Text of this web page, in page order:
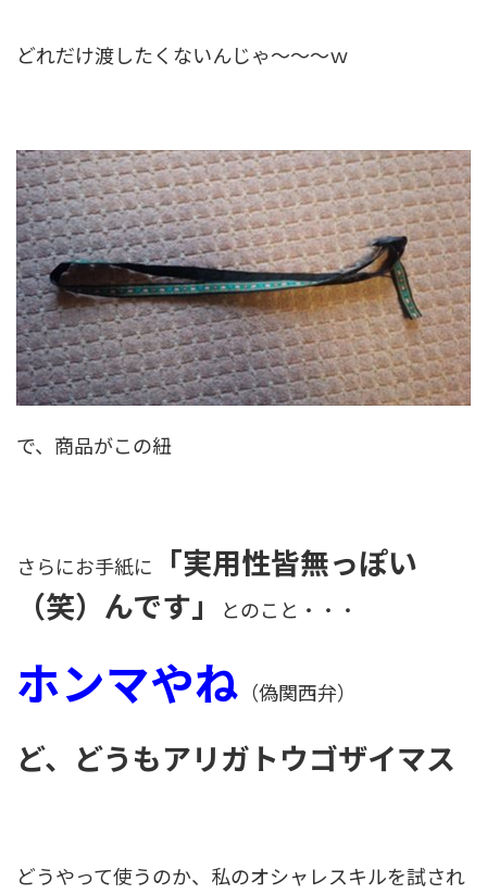
どれだけ渡したくないんじゃ～～～ｗ
で、商品がこの紐
さらにお手紙に
「実用性皆無っぽい
（笑）んです」
とのこと・・・
ホンマやね （偽関西弁）
ど、どうもアリガトウゴザイマス
どうやって使うのか、私のオシャレスキルを試され